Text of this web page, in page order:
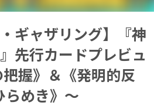
ギャザリング】『神
先行カードプレビュ
握》＆《発明的反
めき》～